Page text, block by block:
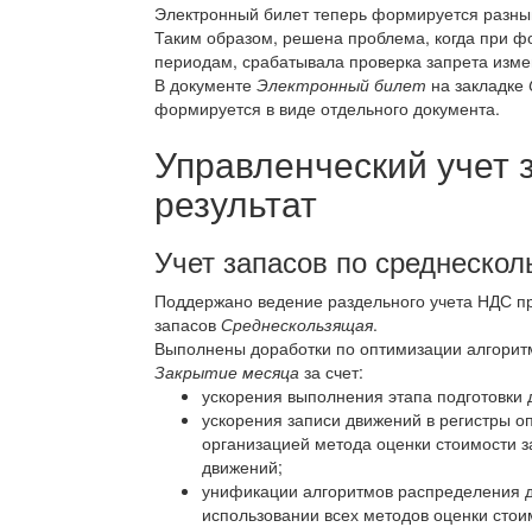
Электронный билет теперь формируется
Таким образом, решена проблема, когда при
периодам, срабатывала проверка запрета
В документе Электронный билет на закладке
формируется в виде отдельного документа.
Управленческий
результат
Учет запасов по
Поддержано ведение раздельного учета НДС
запасов Среднескользящая.
Выполнены доработки по оптимизации
Закрытие месяца за счет:
ускорения выполнения этапа
ускорения записи движений в регистры
организацией метода оценки стоимости
движений;
унификации алгоритмов распределения
использовании всех методов оценки